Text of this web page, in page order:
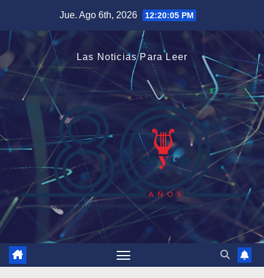
contenido
Jue. Ago 6th, 2026 12:20:06 PM
Las Noticias Para Leer